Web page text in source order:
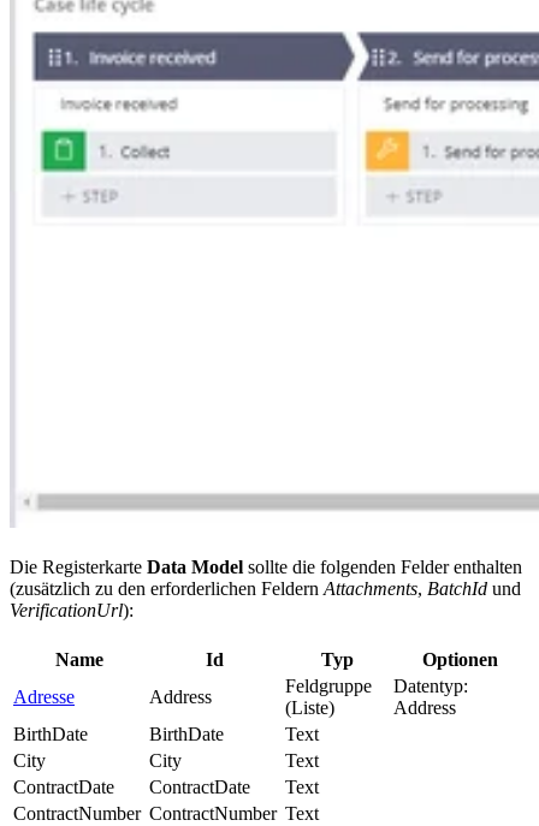
Die Registerkarte Data Model sollte die folgenden Felder enthalten
(zusätzlich zu den erforderlichen FeldernAttachments, BatchId und
VerificationUrl):
Name Id Typ
Optionen
Adresse
Address
Feldgruppe
(Liste)
Datentyp:
Address
BirthDate
BirthDate
Text
City
City
Text
ContractDate
ContractDate
Text
ContractNumber ContractNumber Text